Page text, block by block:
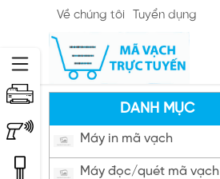
Về chúng tôi Tuyển dụng
DANH MỤC
Máy in mã vạch
Máy đọc/quét mã vạch